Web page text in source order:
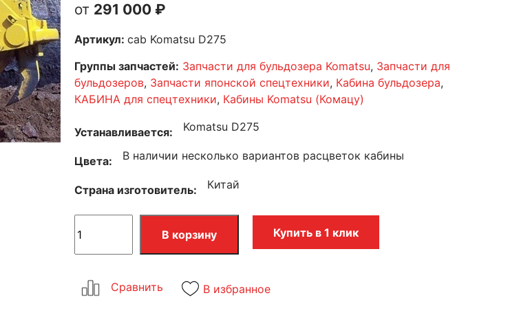
291 000 ₽
Артикул: cab Komatsu D275
Группы запчастей: Запчасти для бульдозера Komatsu, Запчасти для
бульдозеров, Запчасти японской спецтехники, Кабина бульдозера,
КАБИНА для спецтехники, Кабины Komatsu (Комацу)
Устанавливается Komatsu D275
Цвета В наличии несколько вариантов расцветок кабины
Страна изготовитель Китай
В корзину Купить в 1 клик
В избранное